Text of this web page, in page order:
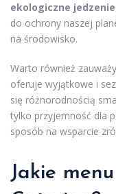
ekologiczne jedzenie
do ochrony naszej
na środowisko.
Warto również
oferuje wyjątkowe i
się różnorodnością
tylko przyjemność dla
sposób na wsparcie
Jakie